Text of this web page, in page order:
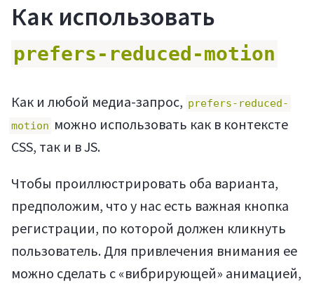
Как использовать
prefers-reduced-motion
Как и любой медиа-запрос, prefers-reduced-
motion можно использовать как в контексте
CSS, так и в JS.
Чтобы проиллюстрировать оба варианта,
предположим, что у нас есть важная кнопка
регистрации, по которой должен кликнуть
пользователь. Для привлечения внимания ее
можно сделать с «вибрирующей» анимацией,